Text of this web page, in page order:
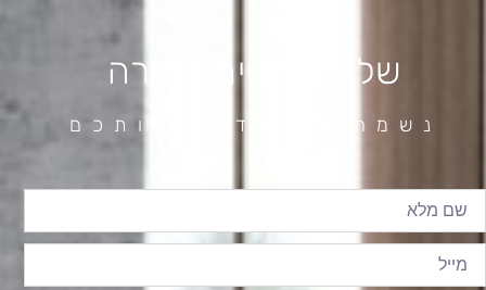
שליחת פנייה מהירה
נשמח לעמוד לשרותכם